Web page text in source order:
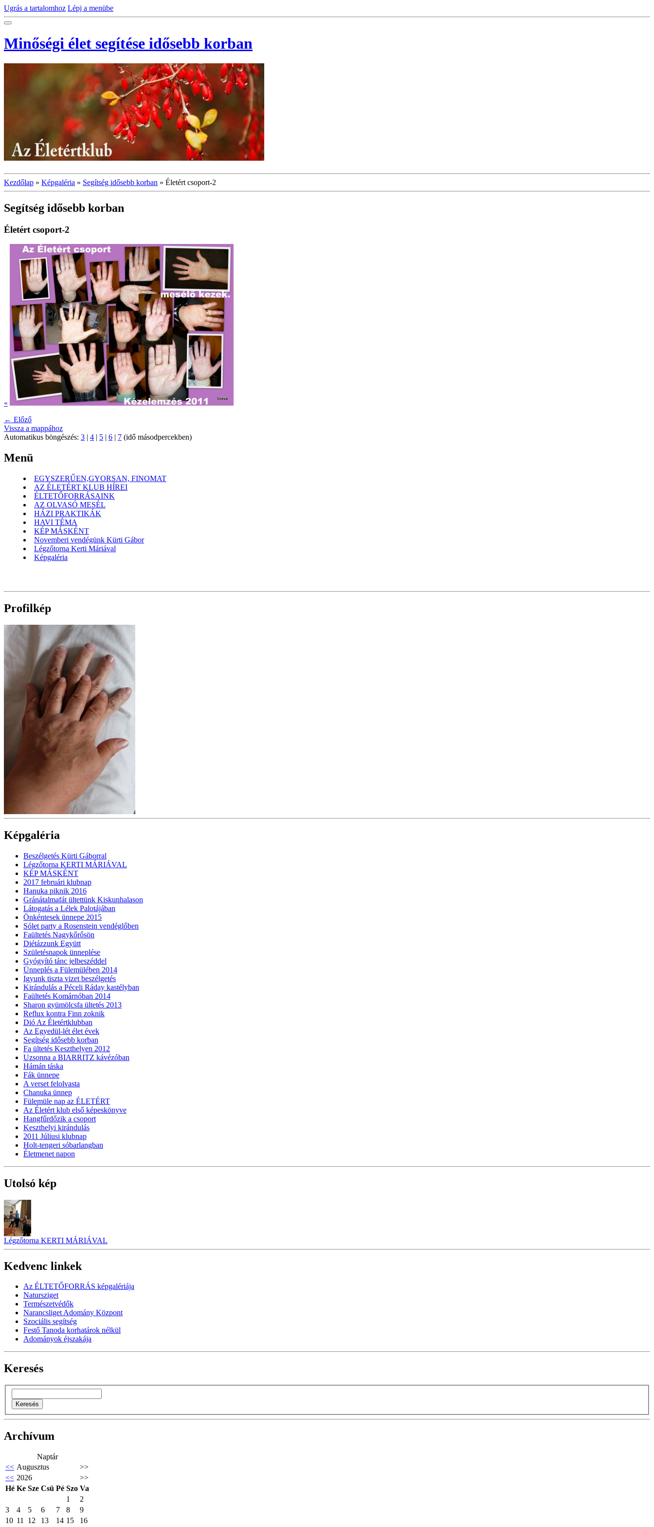
Ugrás a tartalomhoz Lépj a menübe
Minőségi élet segítése idősebb korban
Kezdőlap » Képgaléria » Segítség idősebb korban » Életért csoport-2
Segítség idősebb korban
Életért csoport-2
«
← Előző
Vissza a mappához
Automatikus böngészés: 3 | 4 | 5 | 6 | 7 (idő másodpercekben)
Menü
EGYSZERŰEN,GYORSAN, FINOMAT
AZ ÉLETÉRT KLUB HÍREI
ÉLTETŐFORRÁSAINK
AZ OLVASÓ MESÉL
HÁZI PRAKTIKÁK
HAVI TÉMA
KÉP MÁSKÉNT
Novemberi vendégünk Kürti Gábor
Légzőtorna Kerti Máriával
Képgaléria
Profilkép
Képgaléria
Beszélgetés Kürti Gáborral
Légzőtorna KERTI MÁRIÁVAL
KÉP MÁSKÉNT
2017 februári klubnap
Hanuka piknik 2016
Gránátalmafát ültettünk Kiskunhalason
Látogatás a Lélek Palotájában
Önkéntesek ünnepe 2015
Sólet party a Rosenstein vendéglőben
Faültetés Nagykőrősön
Diétázzunk Együtt
Születésnapok ünneplése
Gyógyító tánc jelbeszéddel
Ünneplés a Fülemülében 2014
Igyunk tiszta vizet beszélgetés
Kirándulás a Péceli Ráday kastélyban
Faültetés Komárnóban 2014
Sharon gyümölcsfa ültetés 2013
Reflux kontra Finn zoknik
Dió Az Életértklubban
Az Egyedül-lét élet évek
Segítség idősebb korban
Fa ültetés Keszthelyen 2012
Uzsonna a BIARRITZ kávézóban
Hámán táska
Fák ünnepe
A verset felolvasta
Chanuka ünnep
Fülemüle nap az ÉLETÉRT
Az Életért klub első képeskönyve
Hangfűrdőzik a csoport
Keszthelyi kirándulás
2011 Júliusi klubnap
Holt-tengeri sóbarlangban
Életmenet napon
Utolsó kép
Légzőtorna KERTI MÁRIÁVAL
Kedvenc linkek
Az ÉLTETŐFORRÁS képgalériája
Natursziget
Természetvédők
Narancsliget Adomány Központ
Szociális segítség
Festő Tanoda korhatárok nélkül
Adományok éjszakája
Keresés
Archívum
Naptár
<< Augusztus
>>
<< 2026
>>
Hé Ke Sze Csü Pé Szo Va
1
2
3
4 5 6 7 8
9
10 11 12 13 14 15
16